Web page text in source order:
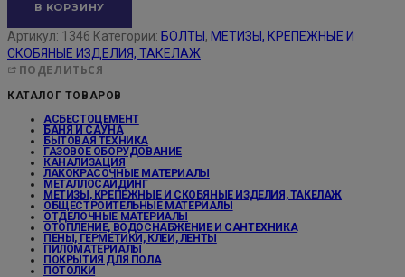
В КОРЗИНУ
Артикул: 1346 Категории: БОЛТЫ , МЕТИЗЫ, КРЕПЕЖНЫЕ И
СКОБЯНЫЕ ИЗДЕЛИЯ, ТАКЕЛАЖ
ПОДЕЛИТЬСЯ
КАТАЛОГ ТОВАРОВ
АСБЕСТОЦЕМЕНТ
БАНЯ И САУНА
БЫТОВАЯ ТЕХНИКА
ГАЗОВОЕ ОБОРУДОВАНИЕ
КАНАЛИЗАЦИЯ
ЛАКОКРАСОЧНЫЕ МАТЕРИАЛЫ
МЕТАЛЛОСАЙДИНГ
МЕТИЗЫ, КРЕПЕЖНЫЕ И СКОБЯНЫЕ ИЗДЕЛИЯ, ТАКЕЛАЖ
ОБЩЕСТРОИТЕЛЬНЫЕ МАТЕРИАЛЫ
ОТДЕЛОЧНЫЕ МАТЕРИАЛЫ
ОТОПЛЕНИЕ, ВОДОСНАБЖЕНИЕ И САНТЕХНИКА
ПЕНЫ, ГЕРМЕТИКИ, КЛЕИ, ЛЕНТЫ
ПИЛОМАТЕРИАЛЫ
ПОКРЫТИЯ ДЛЯ ПОЛА
ПОТОЛКИ